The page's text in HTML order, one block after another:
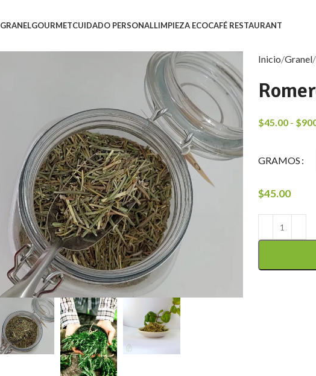
GRANELGOURMETCUIDADO PERSONALLIMPIEZA ECOCAFÉ RESTAURANT
Inicio Granel
$45.00 - $
GRAMOS
$45.00